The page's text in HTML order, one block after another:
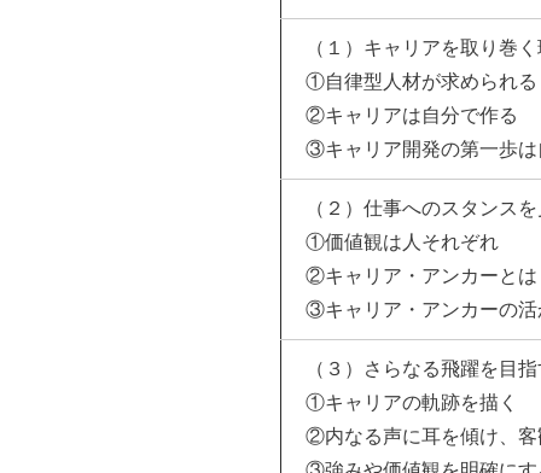
（１）キャリアを取り巻
①自律型人材が求められる
②キャリアは自分で作る
③キャリア開発の第一歩は
（２）仕事へのスタンス
①価値観は人それぞれ
②キャリア・アンカーとは
③キャリア・アンカーの活
（３）さらなる飛躍を目
①キャリアの軌跡を描く
②内なる声に耳を傾け、客